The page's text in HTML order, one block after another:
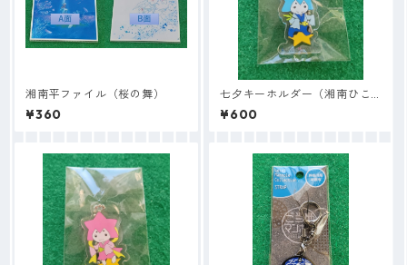
湘南平ファイル（桜の舞）
¥360
七夕キーホルダー（湘南ひこ
丸）
¥600